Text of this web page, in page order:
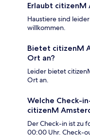
Erlaubt citizenM
Haustiere sind
willkommen.
Bietet citizenM
Ort an?
Leider bietet
Ort an.
Welche Check-
citizenM
Der Check-in ist zu
00:00 Uhr. Check-